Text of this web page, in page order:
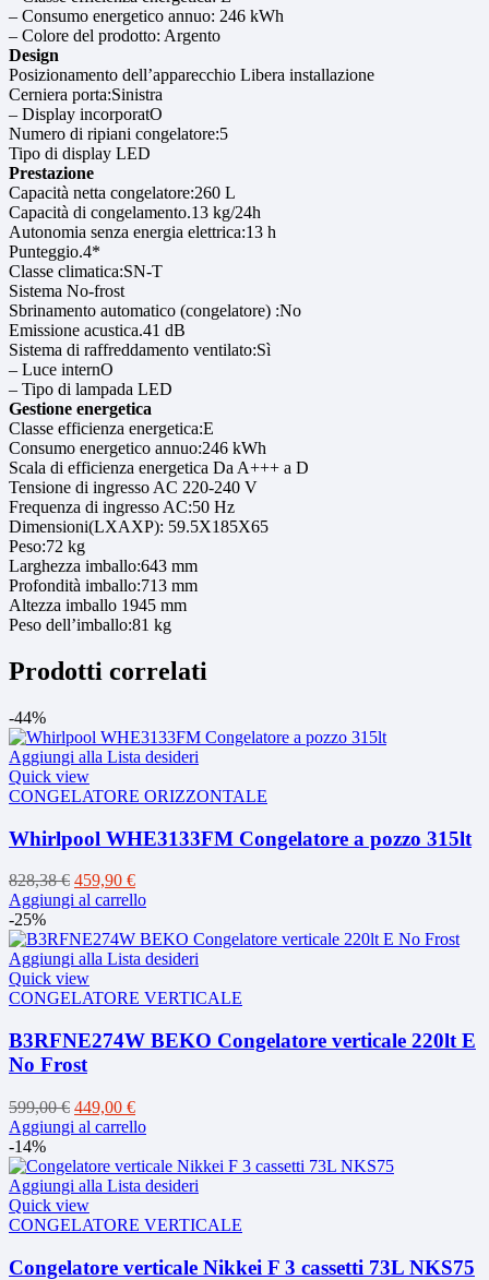
– Consumo energetico annuo: 246 kWh
– Colore del prodotto: Argento
Design
Posizionamento dell’apparecchio Libera installazione
Cerniera porta:Sinistra
– Display incorporatO
Numero di ripiani congelatore:5
Tipo di display LED
Prestazione
Capacità netta congelatore:260 L
Capacità di congelamento.13 kg/24h
Autonomia senza energia elettrica:13 h
Punteggio.4*
Classe climatica:SN-T
Sistema No-frost
Sbrinamento automatico (congelatore) :No
Emissione acustica.41 dB
Sistema di raffreddamento ventilato:Sì
– Luce internO
– Tipo di lampada LED
Gestione energetica
Classe efficienza energetica:E
Consumo energetico annuo:246 kWh
Scala di efficienza energetica Da A+++ a D
Tensione di ingresso AC 220-240 V
Frequenza di ingresso AC:50 Hz
Dimensioni(LXAXP): 59.5X185X65
Peso:72 kg
Larghezza imballo:643 mm
Profondità imballo:713 mm
Altezza imballo 1945 mm
Peso dell’imballo:81 kg
Prodotti correlati
-44%
Aggiungi alla Lista desideri
Quick view
CONGELATORE ORIZZONTALE
Whirlpool WHE3133FM Congelatore a pozzo 315lt
828,38€ Il
prezzo
era:
828,38 €.
459,90 €Il
prezzo
è:
459,90 €.
Aggiungi al carrello
-25%
Aggiungi alla Lista desideri
Quick view
CONGELATORE VERTICALE
B3RFNE274W BEKO Congelatore verticale 220lt E
No Frost
599,00€ Il
prezzo
era:
599,00 €.
449,00 €Il
prezzo
è:
449,00 €.
Aggiungi al carrello
-14%
Aggiungi alla Lista desideri
Quick view
CONGELATORE VERTICALE
Congelatore verticale Nikkei F 3 cassetti 73L NKS75